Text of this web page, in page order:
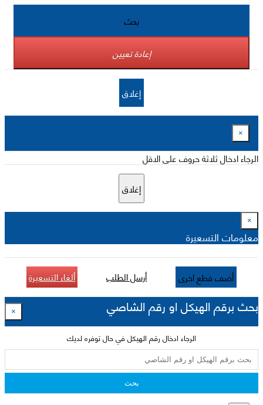
بحث
إعادة تعيين
إغلاق
×
الرجاء ادخال ثلاثة حروف على الاقل
إغلاق
×
معلومات التسعيرة
أضف قطع اخرى أرسل الطلب ألغاء التسعيرة
بحث برقم الهيكل او رقم الشاصي ×
الرجاء ادخال رقم الهيكل في حال توفره لديك
بحث